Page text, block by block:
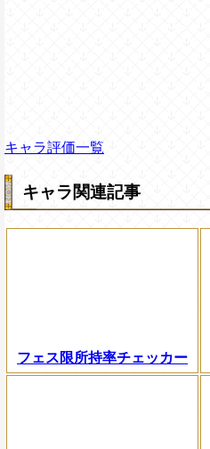
キャラ評価一覧
キャラ関連記事
フェス限所持率チェッカー